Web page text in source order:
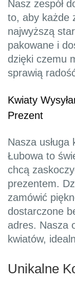
Nasz zespół
to, aby każde
najwyższą
pakowane i
dzięki czemu
sprawią
Kwiaty
Prezent
Nasza usługa
Łubowa to
chcą
prezentem.
zamówić
dostarczone
adres. Nasza
kwiatów,
Unikalne